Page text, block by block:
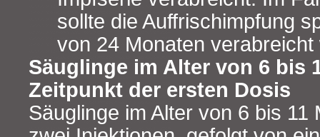
sollte die Auffrischimpfung
von 24 Monaten verabreicht
Säuglinge im Alter von 6 bis
Zeitpunkt der ersten Dosis
Säuglinge im Alter von 6 bis 11